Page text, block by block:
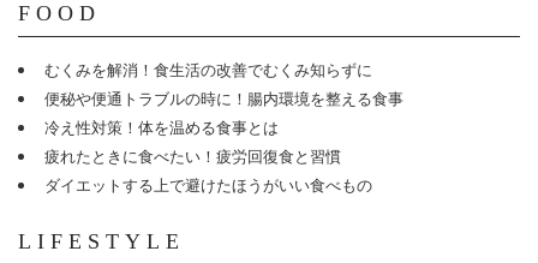
FOOD
むくみを解消！食生活の改善でむくみ知らずに
便秘や便通トラブルの時に！腸内環境を整える食事
冷え性対策！体を温める食事とは
疲れたときに食べたい！疲労回復食と習慣
ダイエットする上で避けたほうがいい食べもの
LIFESTYLE